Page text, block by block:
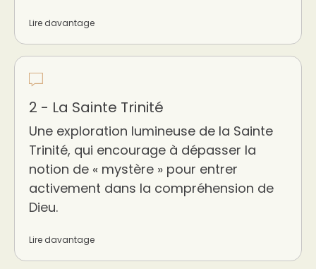
Lire davantage
2 - La Sainte Trinité
Une exploration lumineuse de la Sainte
Trinité, qui encourage à dépasser la
notion de « mystère » pour entrer
activement dans la compréhension de
Dieu.
Lire davantage